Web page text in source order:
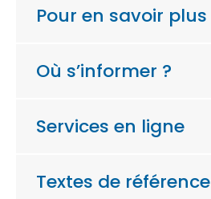
Pour en savoir plus
Où s’informer ?
Services en ligne
Textes de référence